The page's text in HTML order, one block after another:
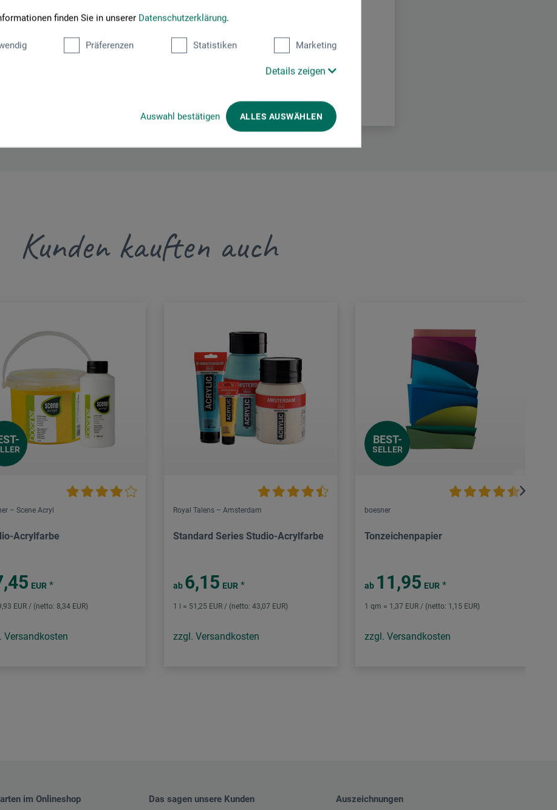
finden Sie in unserer Datenschutzerklärung.
Präferenzen Statistiken Marketing
Details zeigen
Auswahl bestätigen ALLES AUSWÄHLEN
Bertagne - B.P.106
Kunden kauften auch
– Scene Acryl
Acrylfarbe
EUR *
EUR / (netto: 8,34 EUR)
Versandkosten
Royal Talens – Amsterdam
Standard Series Studio-Acrylfarbe
ab 6,15 EUR *
1 l = 51,25 EUR / (netto: 43,07 EUR)
zzgl. Versandkosten
BEST-
SELLER
boesner
Tonzeichenpapier
ab 11,95 EUR *
1 qm = 1,37 EUR / (netto: 1,15 EUR)
zzgl. Versandkosten
im Onlineshop Das sagen unsere Kunden Auszeichnungen